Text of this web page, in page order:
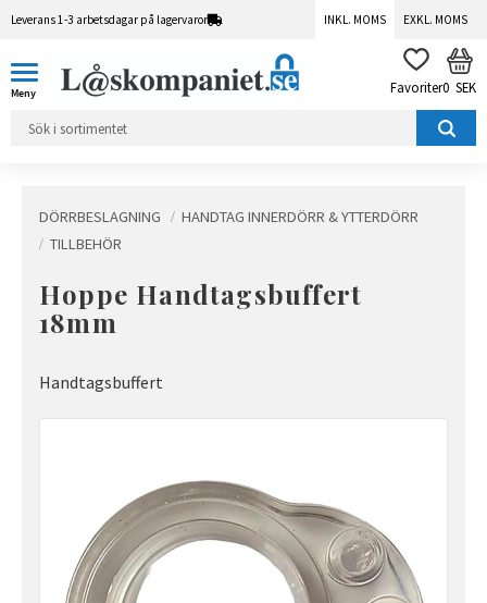
Leverans 1-3 arbetsdagar på lagervaror INKL. MOMS EXKL. MOMS
FAVORITER
0 SEK
DÖRRBESLAGNING
HANDTAG INNERDÖRR & YTTERDÖRR
TILLBEHÖR
Hoppe Handtagsbuffert
18mm
Handtagsbuffert